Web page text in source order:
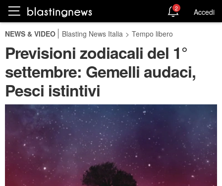
2 Accedi
NEWS & VIDEO Blasting News Italia > Tempo libero
Previsioni zodiacali del 1°
settembre: Gemelli audaci,
Pesci istintivi